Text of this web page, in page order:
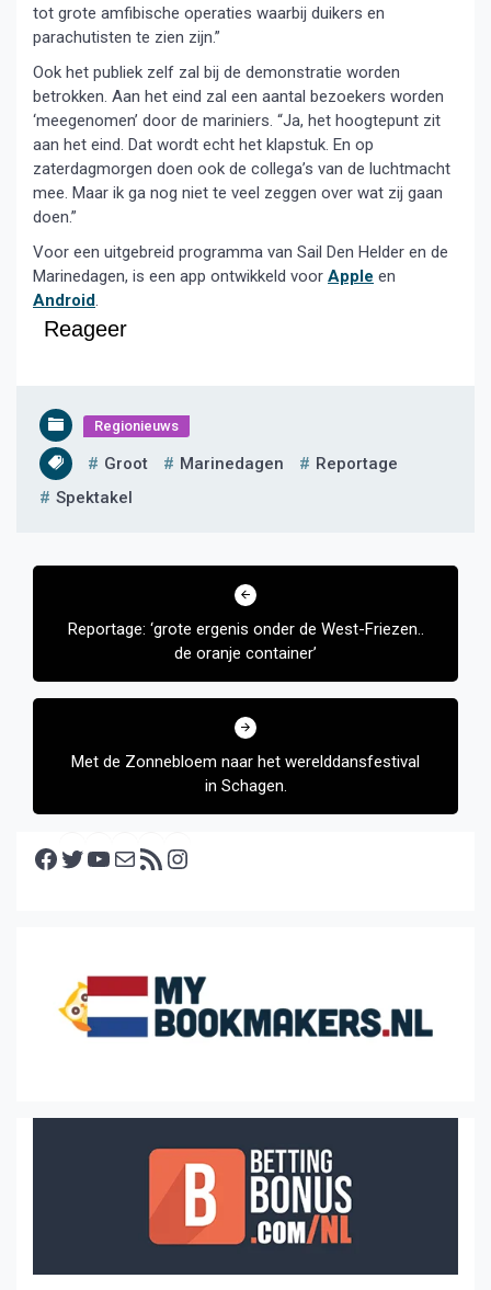
tot grote amfibische operaties waarbij duikers en
parachutisten te zien zijn.”
Ook het publiek zelf zal bij de demonstratie worden
betrokken. Aan het eind zal een aantal bezoekers worden
‘meegenomen’ door de mariniers. “Ja, het hoogtepunt zit
aan het eind. Dat wordt echt het klapstuk. En op
zaterdagmorgen doen ook de collega’s van de luchtmacht
mee. Maar ik ga nog niet te veel zeggen over wat zij gaan
doen.”
Voor een uitgebreid programma van Sail Den Helder en de
Marinedagen, is een app ontwikkeld voor Apple en
Android.
Reageer
Regionieuws
Groot Marinedagen
Reportage
Spektakel
Bericht
Reportage: ‘grote ergenis onder de West-Friezen..
de oranje container’
Met de Zonnebloem naar het werelddansfestival
in Schagen.
Facebook Twitter YouTube E-mail RSS feed